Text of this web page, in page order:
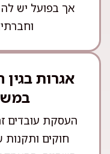
אך בפועל יש
אגרות
העסקת עובדים
חוקים